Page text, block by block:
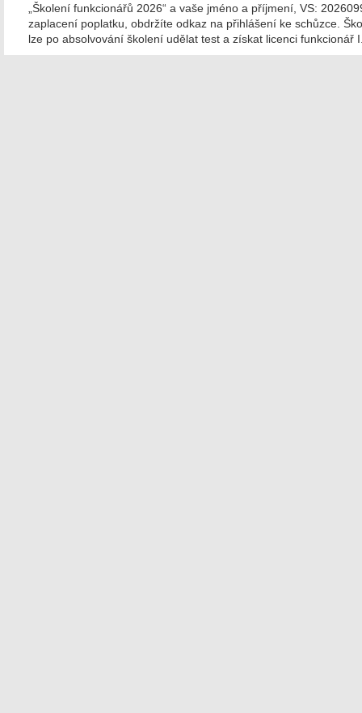
„Školení funkcionářů 2026“ a vaše jméno a příjmení, VS:
zaplacení poplatku, obdržíte odkaz na přihlášení ke schůzce.
lze po absolvování školení udělat test a získat licenci funkcionář